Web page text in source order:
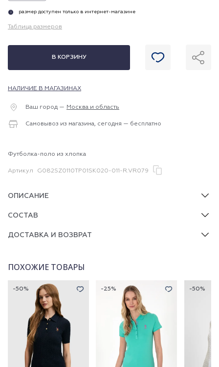
i размер доступен только в интернет-магазине
Таблица размеров
В КОРЗИНУ
НАЛИЧИЕ В МАГАЗИНАХ
Ваш город — Москва и область
Самовывоз из магазина, сегодня — бесплатно
Футболка-поло из хлопка
Артикул G082SZ0110TP01SK020-011-R.VR079
ОПИСАНИЕ
СОСТАВ
ДОСТАВКА И ВОЗВРАТ
ПОХОЖИЕ ТОВАРЫ
-50% -25% -50%